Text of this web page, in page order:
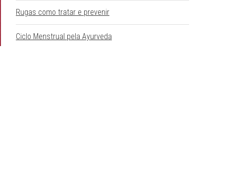
Rugas como tratar e prevenir
Ciclo Menstrual pela Ayurveda